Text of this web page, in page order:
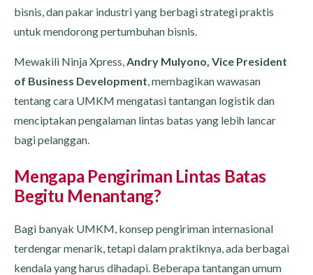
bisnis, dan pakar industri yang berbagi strategi praktis
untuk mendorong pertumbuhan bisnis.
Mewakili Ninja Xpress, Andry Mulyono, Vice President
of Business Development , membagikan wawasan
tentang cara UMKM mengatasi tantangan logistik dan
menciptakan pengalaman lintas batas yang lebih lancar
bagi pelanggan.
Mengapa Pengiriman Lintas Batas
Begitu Menantang?
Bagi banyak UMKM, konsep pengiriman internasional
terdengar menarik, tetapi dalam praktiknya, ada berbagai
kendala yang harus dihadapi. Beberapa tantangan umum